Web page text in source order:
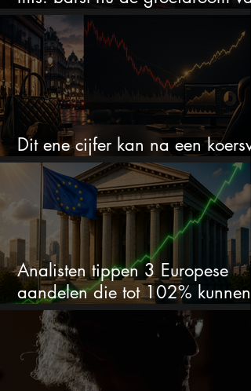
het defensiebedrijf?
Dit ene cijfer kan na een
van 50% alles veranderen
Analisten tippen 3 Europese
aandelen die tot 102% kunnen
stijgen